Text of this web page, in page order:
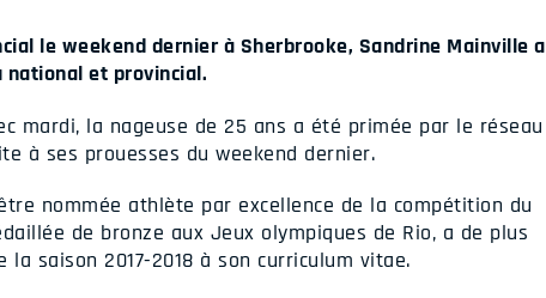
le weekend dernier à Sherbrooke, Sandrine Mainville a
national et provincial.
mardi, la nageuse de 25 ans a été primée par le réseau
à ses prouesses du weekend dernier.
nommée athlète par excellence de la compétition du
de bronze aux Jeux olympiques de Rio, a de plus
saison 2017-2018 à son curriculum vitae.